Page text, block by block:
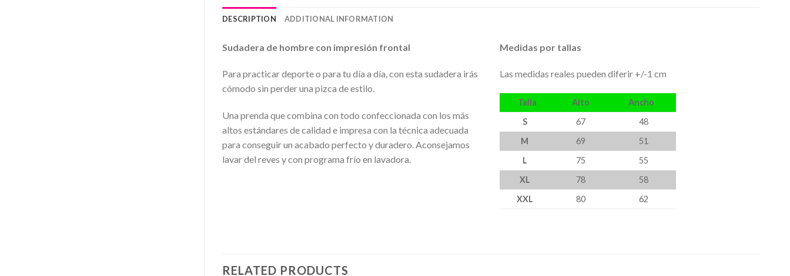
DESCRIPTION ADDITIONAL INFORMATION
Sudadera de hombre con impresión frontal
Para practicar deporte o para tu día a día, con esta sudadera irás
cómodo sin perder una pizca de estilo.
Una prenda que combina con todo confeccionada con los más
altos estándares de calidad e impresa con la técnica adecuada
para conseguir un acabado perfecto y duradero. Aconsejamos
lavar del reves y con programa frío en lavadora.
Medidas por tallas
Las medidas reales pueden diferir +/-1 cm
Talla Alto
Ancho
S
67
48
M
69
51
L
75
55
XL
78
58
XXL
80 62
RELATED PRODUCTS